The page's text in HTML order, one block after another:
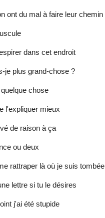
ont du mal à faire leur chemin
dans cet endroit
je plus grand-chose ?
chose
l'expliquer mieux
de raison à ça
ou deux
rattraper là où je suis tombée
lettre si tu le désires
j'ai été stupide